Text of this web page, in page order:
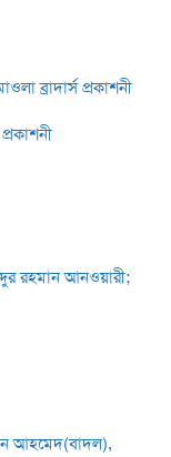
ব্রাদার্স প্রকাশনী
রহমান আনওয়ারী;
আহমেদ(বাদল),